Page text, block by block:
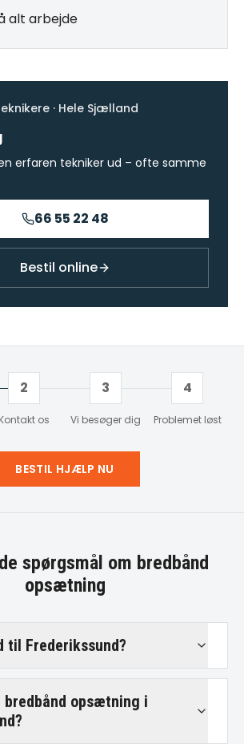
alt arbejde
· Hele Sjælland
erfaren tekniker ud – ofte samme
66 55 22 48
Bestil online
2
Kontakt os
3
Vi besøger dig
4
Problemet løst
BESTIL HJÆLP NU
spørgsmål om bredbånd
opsætning
til Frederikssund?
bredbånd opsætning i